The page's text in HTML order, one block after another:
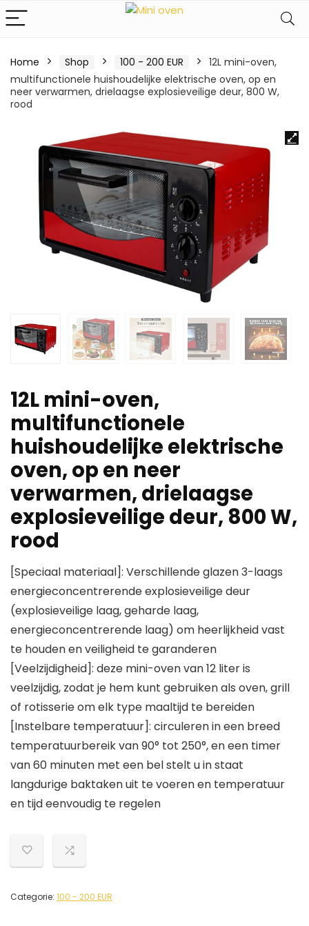
Home Shop 100 - 200 EUR
12L mini-oven,
multifunctionele huishoudelijke elektrische oven, op en
neer verwarmen, drielaagse explosieveilige deur, 800 W,
rood
12L mini-oven,
multifunctionele
huishoudelijke elektrische
oven, op en neer
verwarmen, drielaagse
explosieveilige deur, 800 W,
rood
[Speciaal materiaal]: Verschillende glazen 3-laags
energieconcentrerende explosieveilige deur
(explosieveilige laag, geharde laag,
energieconcentrerende laag) om heerlijkheid vast
te houden en veiligheid te garanderen
[Veelzijdigheid]: deze mini-oven van 12 liter is
veelzijdig, zodat je hem kunt gebruiken als oven, grill
of rotisserie om elk type maaltijd te bereiden
[Instelbare temperatuur]: circuleren in een breed
temperatuurbereik van 90° tot 250°, en een timer
van 60 minuten met een bel stelt u in staat
langdurige baktaken uit te voeren en temperatuur
en tijd eenvoudig te regelen
Categorie: 100 - 200 EUR